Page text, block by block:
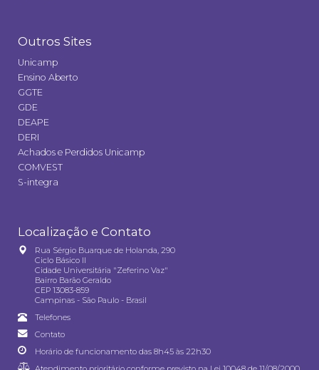
Outros Sites
Unicamp
Ensino Aberto
GGTE
GDE
DEAPE
DERI
Achados e Perdidos Unicamp
COMVEST
S-integra
Localização e Contato
Rua Sérgio Buarque de Holanda, 290
Ciclo Básico II
Cidade Universitária "Zeferino Vaz"
Bairro Barão Geraldo
CEP 13083-859
Campinas - São Paulo - Brasil
Telefones
Contato
Horário de funcionamento das 8h45 às 22h30